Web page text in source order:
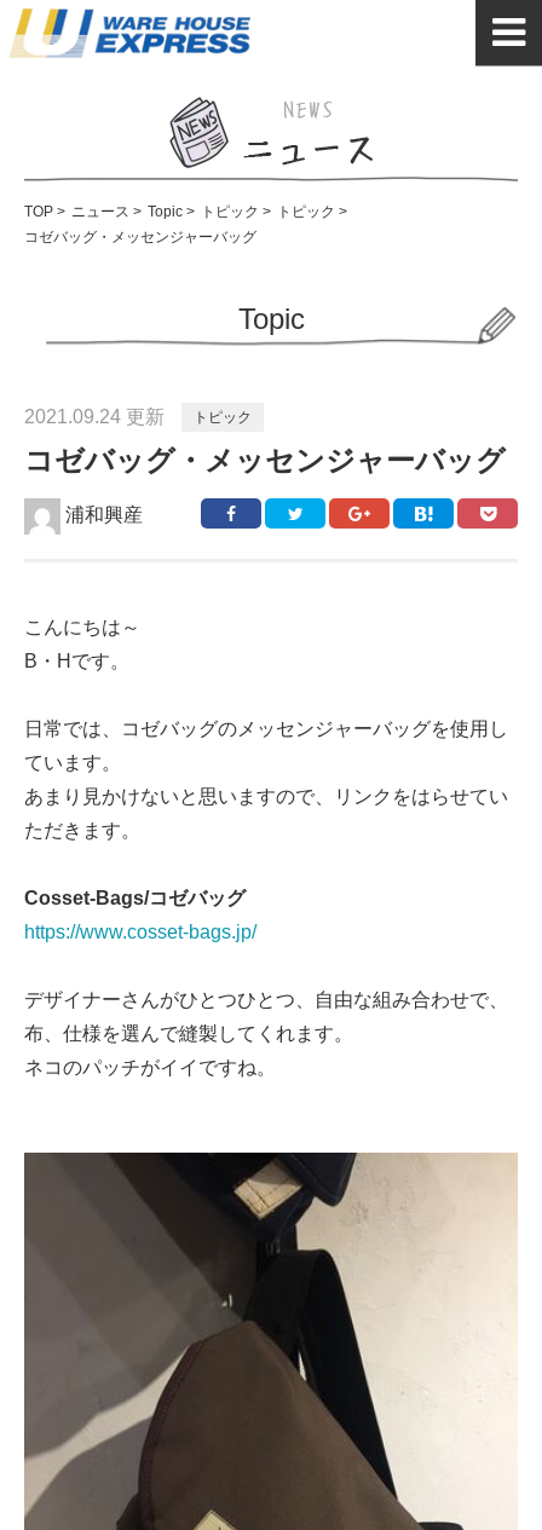
TOP > ニュース > Topic > トピック > トピック >
コゼバッグ・メッセンジャーバッグ
Topic
2021.09.24 更新 トピック
コゼバッグ・メッセンジャーバッグ
浦和興産
こんにちは～
B・Hです。
日常では、コゼバッグのメッセンジャーバッグを使用し
ています。
あまり見かけないと思いますので、リンクをはらせてい
ただきます。
Cosset-Bags/コゼバッグ
https://www.cosset-bags.jp/
デザイナーさんがひとつひとつ、自由な組み合わせで、
布、仕様を選んで縫製してくれます。
ネコのパッチがイイですね。